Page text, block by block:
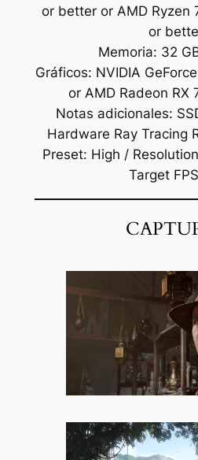
or better or AMD Ryzen
or
Memoria: 32
Gráficos: NVIDIA
or AMD Radeon RX
Notas adicionales:
Hardware Ray Tracing
Preset: High /
Target